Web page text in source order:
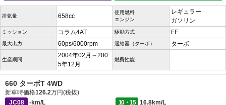
排気量 658cc
使用燃料
エンジン
レギュラー
ガソリン
ミッション コラム4AT 駆動方式 FF
最大出力 60ps/6000rpm 過給器（ターボ） ターボ
生産期間
2004年02月～200
5年12月
燃費性能 -
660 ターボT 4WD
新車時価格126.2万円(税抜)
JC08
-km/L 10・15
16.8km/L